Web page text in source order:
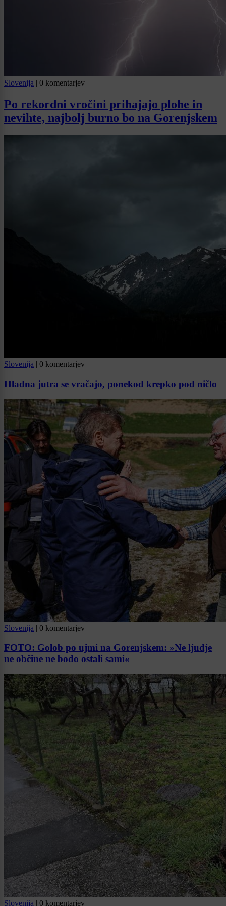
Slovenija | 0 komentarjev
Po rekordni vročini prihajajo plohe in
nevihte, najbolj burno bo na Gorenjskem
Slovenija | 0 komentarjev
Hladna jutra se vračajo, ponekod krepko pod ničlo
Slovenija | 0 komentarjev
FOTO: Golob po ujmi na Gorenjskem: »Ne ljudje
ne občine ne bodo ostali sami«
Slovenija | 0 komentarjev